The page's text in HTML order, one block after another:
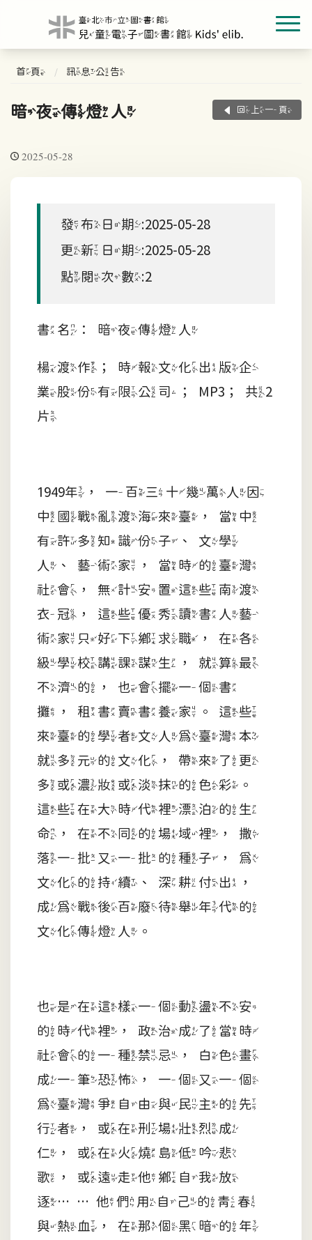
首頁 訊息公告
暗夜傳燈人 回上一頁
2025-05-28
發布日期:2025-05-28
更新日期:2025-05-28
點閱次數:2
書名：暗夜傳燈人
楊渡作；時報文化出版企
業股份有限公司；MP3；共2
片
1949年，一百三十幾萬人因
中國戰亂渡海來臺，當中
有許多知識份子、文學
人、藝術家，當時的臺灣
社會，無計安置這些南渡
衣冠，這些優秀讀書人藝
術家只好下鄉求職，在各
級學校講課謀生，就算最
不濟的，也會擺一個書
攤，租書賣書養家。這些
來臺的學者文人為臺灣本
就多元的文化，帶來了更
多或濃妝或淡抹的色彩。
這些在大時代裡漂泊的生
命，在不同的場域裡，撒
落一批又一批的種子，為
文化的持續、深耕付出，
成為戰後百廢待舉年代的
文化傳燈人。
也是在這樣一個動盪不安
的時代裡，政治成了當時
社會的一種禁忌，白色畫
成一筆恐怖，一個又一個
為臺灣爭自由與民主的先
行者，或在刑場壯烈成
仁，或在火燒島低吟悲
歌，或遠走他鄉自我放
逐……他們用自己的青春
與熱血，在那個黑暗的年